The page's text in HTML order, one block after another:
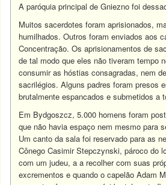
A paróquia principal de Gniezno foi
Muitos sacerdotes foram aprisionados,
humilhados. Outros foram enviados aos
Concentração. Os aprisionamentos de
de tal modo que eles não tiveram tempo
consumir as hóstias consagradas, nem
sacrilégios. Alguns padres foram presos
brutalmente espancados e submetidos a
Em Bydgoszcz, 5.000 homens foram
que não havia espaço nem mesmo para
Um canto da sala foi reservado para as
Cônego Casimir Stepczynski, pároco do
com um judeu, a a recolher com suas
excrementos e quando o capelão Adam